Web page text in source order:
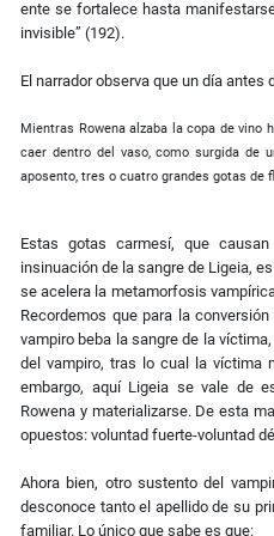
ente se fortalece hasta
invisible” (192).
El narrador observa que un día antes
Mientras Rowena alzaba la copa de vino
caer dentro del vaso, como surgida de
aposento, tres o cuatro grandes gotas de
Estas gotas carmesí, que
insinuación de la sangre de Ligeia,
se acelera la metamorfosis
Recordemos que para la
vampiro beba la sangre de la
del vampiro, tras lo cual la víctima
embargo, aquí Ligeia se vale de
Rowena y materializarse. De esta
opuestos: voluntad fuerte-voluntad
Ahora bien, otro sustento del
desconoce tanto el apellido de su
familiar. Lo único que sabe es que: